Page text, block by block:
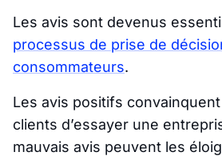
Les avis sont devenus
processus de prise de
consommateurs.
Les avis positifs
clients d’essayer une
mauvais avis peuvent les